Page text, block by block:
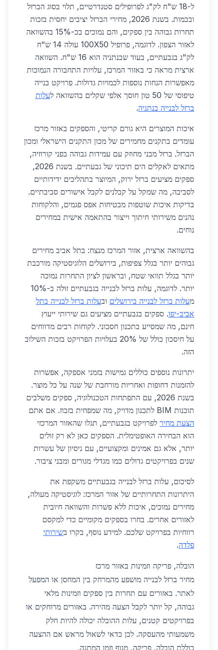
ל-18 ש"ח לק"ג לפרופילים סטנדרטיים, תלוי בסוג הברזל
ובכמות. בשנת 2026, מחירי הברזל יציבים יחסית בזכות
תחרות גבוהה בין ספקים, והם נמוכים בכ-15% בהשוואה
לאזור הצפון. לדוגמה, פרופיל 100X50 עולה 14 ש"ח
לק"ג בגבעתיים, בעוד שבנתניה הוא 16 ש"ח. השוואה
ארצית מראה כי באזור המרכז, עלויות התחבורה הנמוכות
מאפשרות הנחות נוספות לכמויות גדולות. פרויקט בנייה
טיפוסי של 50 טון חוסך אלפי שקלים בהשוואה ל
עלות
ברזל לבנייה בנתניה.
איכות המוצרים היא גורם קריטי, והספקים באזור מרכז
עומדים בתקנים מחמירים של מכון התקנים הישראלי ומכון
הברזל. ברזל מבני מחוזק עם עמידות גבוהה בפני קורוזיה,
מתאים לאקלים הים תיכוני של גבעתיים. בשנת 2026,
ספקים מציעים ברזל ירוק, המיוצר בתהליכים ידידותיים
לסביבה, מה שמקל על קבלנים לקבל אישורים סביבתיים.
בדיקות איכות שוטפות מבטיחות אפס פגמים, והלקוחות
נהנים משירותי חיתוך וייצור בהתאמה אישית במחירים
נוחים.
בהשוואה ארצית, אזור המרכז מנצח: בתל אביב מחירים
גבוהים יותר בגלל צפיפות, בירושלים הלוגיסטיקה מורכבת
יותר בגלל תוואי שטח, ובראשון לציון התחרות נמוכה
יותר. לדוגמה, עלות ברזל לבנייה בגבעתיים זולה ב-10%
מעלות ברזל לבנייה בירושלים ובעלות ברזל לבנייה בתל
אביב-יפו. ספקים בגבעתיים מציעים גם שירותי ייעוץ
חינם, מה שמסייע בתכנון חסכוני. לקוחות רבים מדווחים
על חיסכון כולל של 20% בעלויות הפרויקט בזכות השילוב
הזה.
יתרונות נוספים כוללים גמישות בזמני אספקה, אפשרות
להזמנות דחופות ואחריות מורחבת של שנה על כל מוצר.
בשנת 2026, עם התפתחות הטכנולוגיה, ספקים משלבים
תוכנות BIM לתכנון מדויק, מה שמפחית בזבוז. אם אתם
הצעת מחיר לפרויקט בגבעתיים, תגלו שהאזור המרכזי
הוא הבחירה האופטימלית. הספקים כאן לא רק זולים
יותר, אלא גם אמינים ומקצועיים, עם ניסיון של עשרות
שנים בפרויקטים גדולים כמו מגדלי מגורים ומבני ציבור.
לסיכום, עלות ברזל לבנייה בגבעתיים משקפת את
היתרונות התחרותיים של אזור המרכז: לוגיסטיקה מעולה,
מחירים נמוכים, איכות ללא פשרות והשוואה חיובית
לאזורים אחרים. בחרו בספקים מקומיים כדי למקסם
רווחיות בפרויקט שלכם. למידע נוסף, בקרו בשירותי
פלדה.
הובלה, פריקה וזמינות באזור מרכז
מחיר ברזל לבנייה מושפע מהמרחק בין המחסן או המפעל
לאתר. באזורים עם תחרות בין ספקים וזמינות מלאי
גבוהה, קל יותר לקבל הצעה מהירה. באזורים מרוחקים או
בפרויקטים קטנים, עלות ההובלה יכולה להיות חלק
משמעותי מהעסקה. לכן כדאי לשאול מראש אם ההצעה
כוללת הובלה, פריקה, מנוף וזמן המתנה.